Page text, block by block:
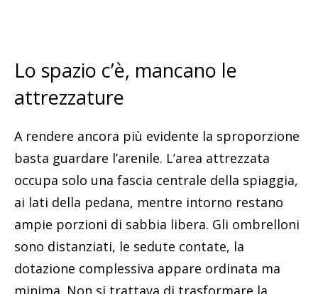
Lo spazio c’è, mancano le
attrezzature
A rendere ancora più evidente la sproporzione
basta guardare l’arenile. L’area attrezzata
occupa solo una fascia centrale della spiaggia,
ai lati della pedana, mentre intorno restano
ampie porzioni di sabbia libera. Gli ombrelloni
sono distanziati, le sedute contate, la
dotazione complessiva appare ordinata ma
minima. Non si trattava di trasformare la